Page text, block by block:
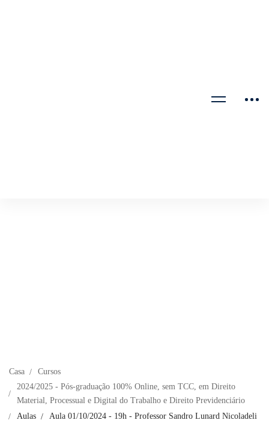
Casa
Cursos
2024/2025 - Pós-graduação 100% Online, sem TCC, em Direito
Material, Processual e Digital do Trabalho e Direito Previdenciário
Aulas
Aula 01/10/2024 - 19h - Professor Sandro Lunard Nicoladeli